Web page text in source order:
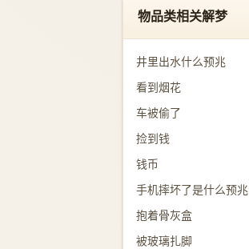
物品类相关解梦
井里出水什么预兆
看到烟花
车被偷了
捡到钱
钱币
手机摔坏了是什么预兆
抱着骨灰盒
被玻璃扎脚